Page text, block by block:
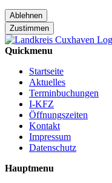
Ablehnen
Zustimmen
Quickmenu
Startseite
Aktuelles
Terminbuchungen
I-KFZ
Öffnungszeiten
Kontakt
Impressum
Datenschutz
Hauptmenu